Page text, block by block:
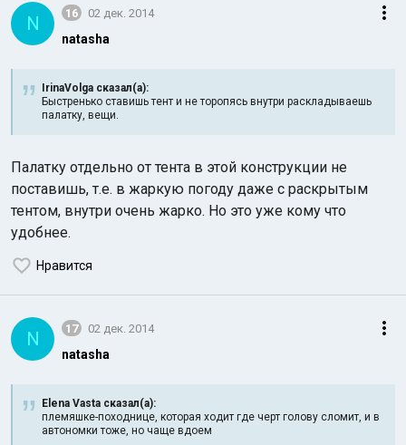
N 16 02 дек. 2014
natasha
IrinaVolga сказал(а):
Быстренько ставишь тент и не торопясь внутри раскладываешь
палатку, вещи.
Палатку отдельно от тента в этой конструкции не
поставишь, т.е. в жаркую погоду даже с раскрытым
тентом, внутри очень жарко. Но это уже кому что
удобнее.
Нравится
N 17 02 дек. 2014
natasha
Elena Vasta сказал(а):
племяшке-походнице, которая ходит где черт голову сломит, и в
автономки тоже, но чаще вдоем